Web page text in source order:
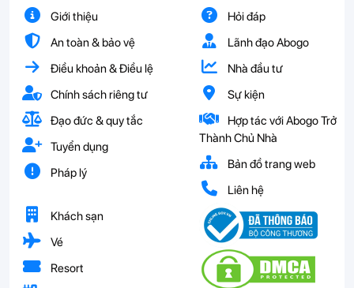
Giới thiệu
An toàn & bảo vệ
Điều khoản & Điều lệ
Chính sách riêng tư
Đạo đức & quy tắc
Tuyển dụng
Pháp lý
Hỏi đáp
Lãnh đạo Abogo
Nhà đầu tư
Sự kiện
Hợp tác với Abogo Trở
Thành Chủ Nhà
Bản đồ trang web
Liên hệ
Khách sạn
Vé
Resort